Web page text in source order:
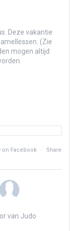
Deze vakantie
(Zie
mogen altijd
on Facebook · Share
van Judo